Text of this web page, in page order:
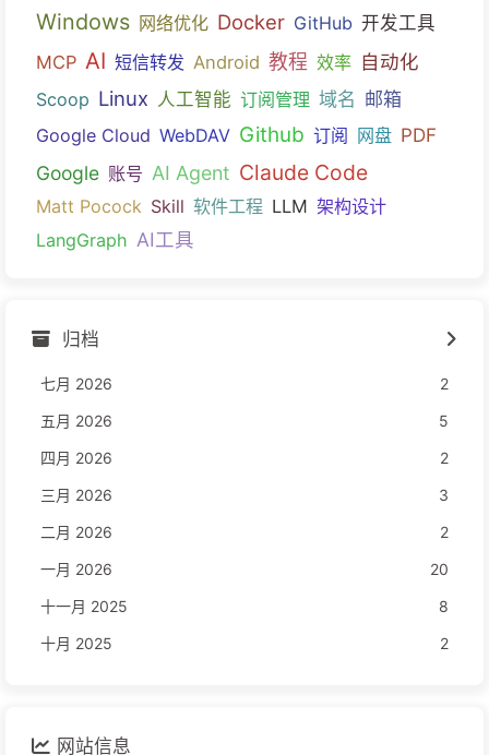
Windows 网络优化 Docker GitHub 开发工具
MCP AI 短信转发 Android 教程 效率 自动化
Scoop Linux 人工智能 订阅管理 域名 邮箱
Google Cloud WebDAV Github 订阅 网盘 PDF
Google 账号 AI Agent Claude Code
Matt Pocock Skill 软件工程 LLM 架构设计
LangGraph AI工具
归档
七月 2026
2
五月 2026
5
四月 2026
2
三月 2026
3
二月 2026
2
一月 2026
20
十一月 2025
8
十月 2025
2
网站信息